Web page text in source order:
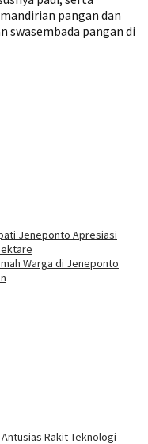
pangan dan
swasembada pangan di
Jeneponto Apresiasi
Warga di Jeneponto
Rakit Teknologi